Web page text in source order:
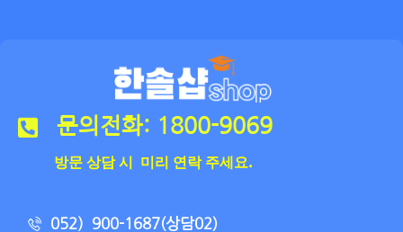
문의전화: 1800-9069
방문 상담 시 미리 연락 주세요.
052）900-1687(상담02)